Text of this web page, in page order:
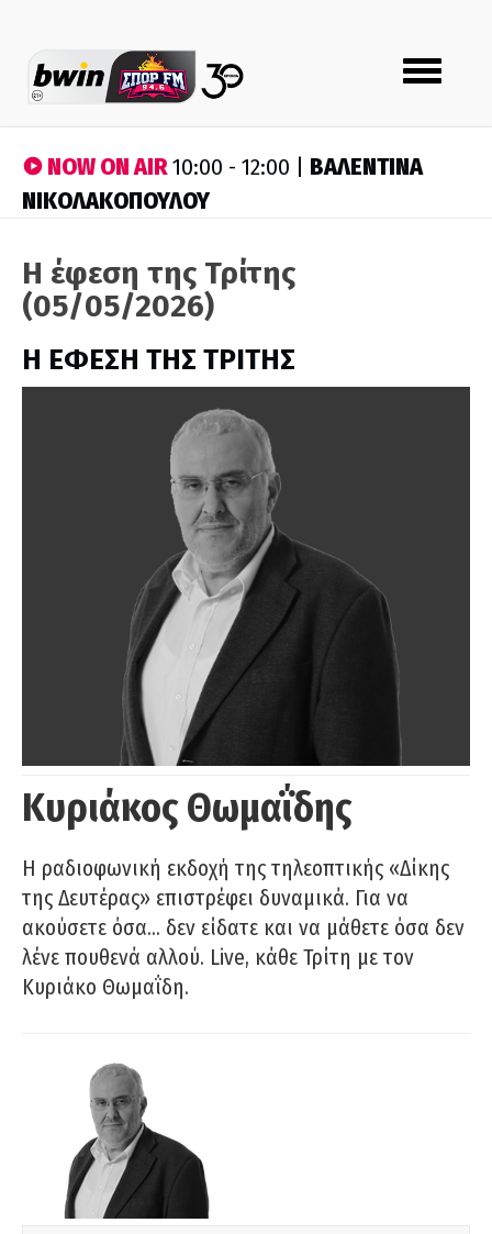
Toggle
navigation
NOW ON AIR10:00 - 12:00 | ΒΑΛΕΝΤΙΝΑ
ΝΙΚΟΛΑΚΟΠΟΥΛΟΥ
Η έφεση της Τρίτης
(05/05/2026)
Η ΕΦΕΣΗ ΤΗΣ ΤΡΙΤΗΣ
Κυριάκος Θωμαΐδης
Η ραδιοφωνική εκδοχή της τηλεοπτικής «Δίκης
της Δευτέρας» επιστρέφει δυναμικά. Για να
ακούσετε όσα… δεν είδατε και να μάθετε όσα δεν
λένε πουθενά αλλού. Live, κάθε Τρίτη με τον
Κυριάκο Θωμαΐδη.